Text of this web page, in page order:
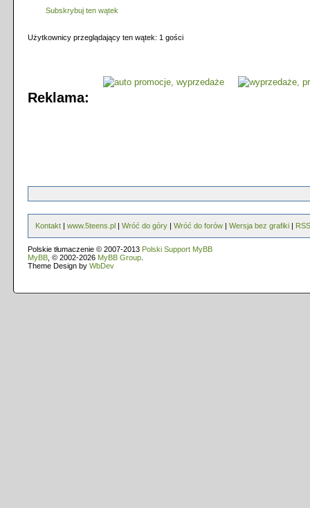
Subskrybuj ten wątek
Użytkownicy przeglądający ten wątek: 1 gości
Reklama:
Kontakt | www.5teens.pl | Wróć do góry | Wróć do forów | Wersja bez grafiki | RSS
Polskie tłumaczenie © 2007-2013 Polski Support MyBB
MyBB , © 2002-2026 MyBB Group
Theme Design by WbDev